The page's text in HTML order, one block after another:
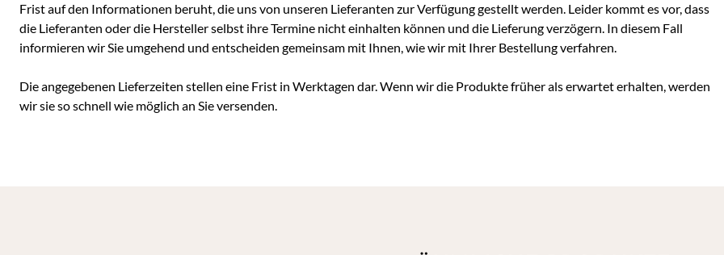
Frist auf den Informationen beruht, die uns von unseren Lieferanten zur Verfügung gestellt werden. Leider kommt es vor, dass
die Lieferanten oder die Hersteller selbst ihre Termine nicht einhalten können und die Lieferung verzögern. In diesem Fall
informieren wir Sie umgehend und entscheiden gemeinsam mit Ihnen, wie wir mit Ihrer Bestellung verfahren.
Die angegebenen Lieferzeiten stellen eine Frist in Werktagen dar. Wenn wir die Produkte früher als erwartet erhalten, werden
wir sie so schnell wie möglich an Sie versenden.